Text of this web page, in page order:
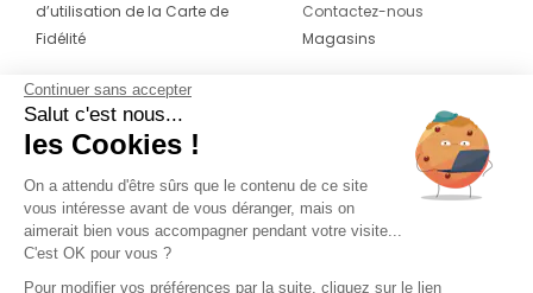
d’utilisation de la Carte de
Fidélité
Contactez-nous
Magasins
CONTACT
04 42 20 78 42
Du lundi au jeudi de 8h30 à 16h30 & le
vendredi de 8h30 à 15h30
Continuer sans accepter
Salut c'est nous...
les Cookies !
On a attendu d'être sûrs que le contenu de ce site
vous intéresse avant de vous déranger, mais on
aimerait bien vous accompagner pendant votre visite...
C'est OK pour vous ?
Pour modifier vos préférences par la suite, cliquez sur le lien